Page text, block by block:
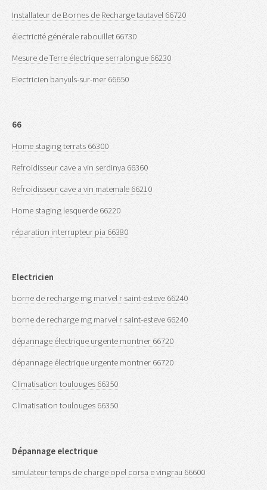
Installateur de Bornes de Recharge tautavel 66720
électricité générale rabouillet 66730
Mesure de Terre électrique serralongue 66230
Electricien banyuls-sur-mer 66650
66
Home staging terrats 66300
Refroidisseur cave a vin serdinya 66360
Refroidisseur cave a vin matemale 66210
Home staging lesquerde 66220
réparation interrupteur pia 66380
Electricien
borne de recharge mg marvel r saint-esteve 66240
borne de recharge mg marvel r saint-esteve 66240
dépannage électrique urgente montner 66720
dépannage électrique urgente montner 66720
Climatisation toulouges 66350
Climatisation toulouges 66350
Dépannage electrique
simulateur temps de charge opel corsa e vingrau 66600